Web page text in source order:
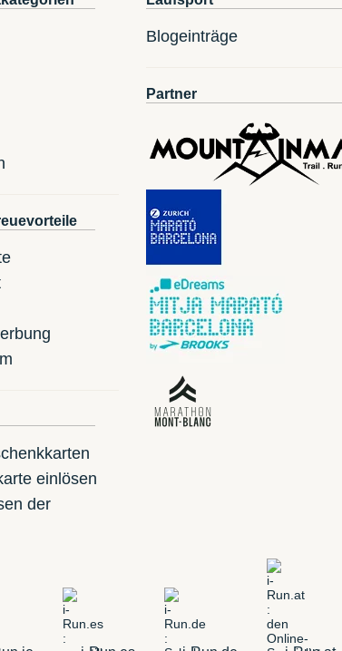
einlösen
der
Blogeinträge
Partner